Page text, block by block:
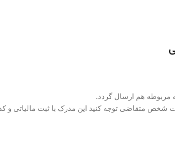
هم ارسال گردد.
متقاضی توجه کنید این مدرک با ثبت مالیاتی و